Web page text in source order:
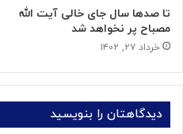
تا صدها سال جای خالی آیت الله
مصباح پر نخواهد شد
خرداد ۲۷, ۱۴۰۲
دیدگاهتان را بنویسید